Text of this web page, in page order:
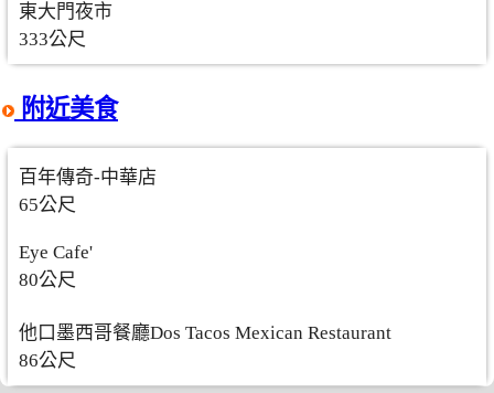
東大門夜市
333公尺
附近美食
百年傳奇-中華店
65公尺
Eye Cafe'
80公尺
他口墨西哥餐廳Dos Tacos Mexican Restaurant
86公尺